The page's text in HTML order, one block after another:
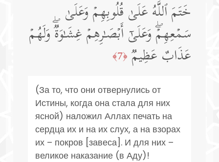
خَتَمَ ٱللَّهُ عَلَىٰ قُلُوبِهِمۡ وَعَلَىٰ
سَمۡعِهِمۡۖ وَعَلَىٰۤ أَبۡصَـٰرِهِمۡ غِشَـٰوَةࣱۖ وَلَهُمۡ
عَذَابٌ عَظِیمࣱ ﴿7﴾
(За то, что они отвернулись от
Истины, когда она стала для них
ясной) наложил Аллах печать на
сердца их и на их слух, а на взорах
их – покров [завеса]. И для них –
великое наказание (в Аду)!